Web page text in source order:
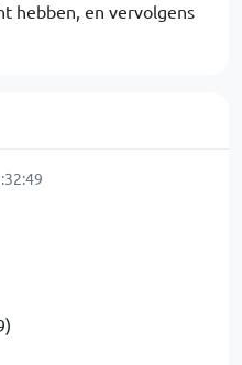
hebben, en vervolgens